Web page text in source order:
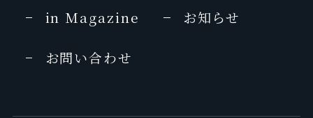
in Magazine お知らせ
お問い合わせ